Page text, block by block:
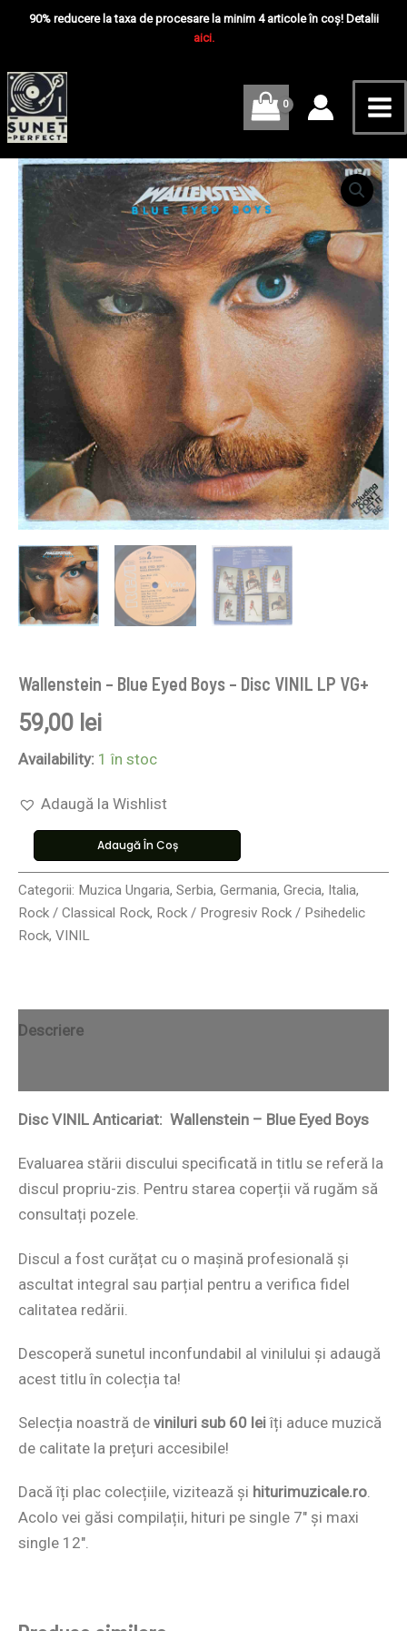
90% reducere la taxa de procesare la minim 4 articole în coș! Detalii
aici.
Wallenstein – Blue Eyed Boys – Disc VINIL LP VG+
59,00 lei
Availability: 1 în stoc
Adaugă la Wishlist
Cantitate
Wallenstein
–
Blue
Boys
–
Disc
VINIL
LP
VG+
Adaugă În Coș
Categorii: Muzica Ungaria, Serbia, Germania, Grecia, Italia,
Rock / Classical Rock, Rock / Progresiv Rock / Psihedelic
Rock, VINIL
Descriere
Disc VINIL Anticariat: Wallenstein – Blue Eyed Boys
Evaluarea stării discului specificată in titlu se referă la
discul propriu-zis. Pentru starea coperții vă rugăm să
consultați pozele.
Discul a fost curățat cu o mașină profesională și
ascultat integral sau parțial pentru a verifica fidel
calitatea redării.
Descoperă sunetul inconfundabil al vinilului și adaugă
acest titlu în colecția ta!
Selecția noastră de viniluri sub 60 leiîți aduce muzică
de calitate la prețuri accesibile!
Dacă îți plac colecțiile, vizitează și hiturimuzicale.ro.
Acolo vei găsi compilații, hituri pe single 7″ și maxi
single 12″.
Boys